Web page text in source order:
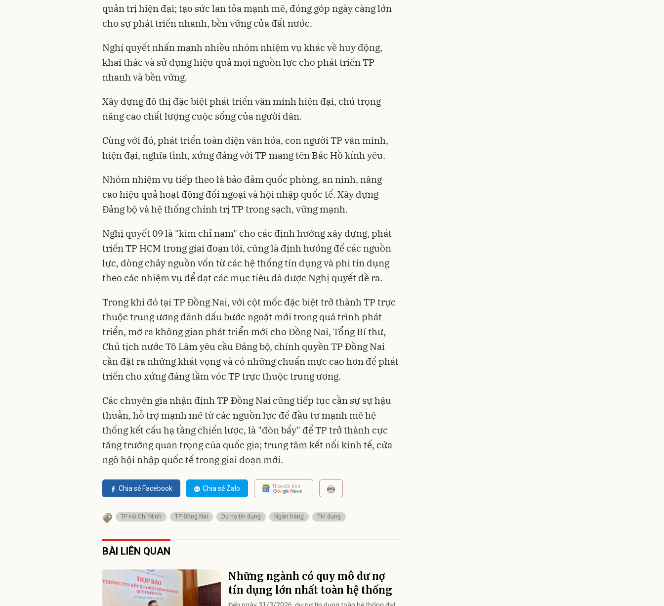
quản trị hiện đại; tạo sức lan tỏa mạnh mẽ, đóng góp ngày càng lớn
cho sự phát triển nhanh, bền vững của đất nước.
Nghị quyết nhấn mạnh nhiều nhóm nhiệm vụ khác về huy động,
khai thác và sử dụng hiệu quả mọi nguồn lực cho phát triển TP
nhanh và bền vững.
Xây dựng đô thị đặc biệt phát triển văn minh hiện đại, chú trọng
nâng cao chất lượng cuộc sống của người dân.
Cùng với đó, phát triển toàn diện văn hóa, con người TP văn minh,
hiện đại, nghĩa tình, xứng đáng với TP mang tên Bác Hồ kính yêu.
Nhóm nhiệm vụ tiếp theo là bảo đảm quốc phòng, an ninh, nâng
cao hiệu quả hoạt động đối ngoại và hội nhập quốc tế. Xây dựng
Đảng bộ và hệ thống chính trị TP trong sạch, vững mạnh.
Nghị quyết 09 là "kim chỉ nam" cho các định hướng xây dựng, phát
triển TP HCM trong giai đoạn tới, cũng là định hướng để các nguồn
lực, dòng chảy nguồn vốn từ các hệ thống tín dụng và phi tín dụng
theo các nhiệm vụ để đạt các mục tiêu đã được Nghị quyết đề ra.
Trong khi đó tại TP Đồng Nai, với cột mốc đặc biệt trở thành TP trực
thuộc trung ương đánh dấu bước ngoặt mới trong quá trình phát
triển, mở ra không gian phát triển mới cho Đồng Nai, Tổng Bí thư,
Chủ tịch nước Tô Lâm yêu cầu Đảng bộ, chính quyền TP Đồng Nai
cần đặt ra những khát vọng và có những chuẩn mực cao hơn để phát
triển cho xứng đáng tầm vóc TP trực thuộc trung ương.
Các chuyên gia nhận định TP Đồng Nai cũng tiếp tục cần sự sự hậu
thuẫn, hỗ trợ mạnh mẽ từ các nguồn lực để đầu tư mạnh mẽ hệ
thống kết cấu hạ tầng chiến lược, là "đòn bẩy" để TP trở thành cực
tăng trưởng quan trọng của quốc gia; trung tâm kết nối kinh tế, cửa
ngõ hội nhập quốc tế trong giai đoạn mới.
Chia sẻ Facebook Chia sẻ Zalo Theo dõi trên
TP Hồ Chí Minh TP Đồng Nai Dư nợ tín dụng Ngân hàng Tín dụng
BÀI LIÊN QUAN
Những ngành có quy mô dư nợ
tín dụng lớn nhất toàn hệ thống